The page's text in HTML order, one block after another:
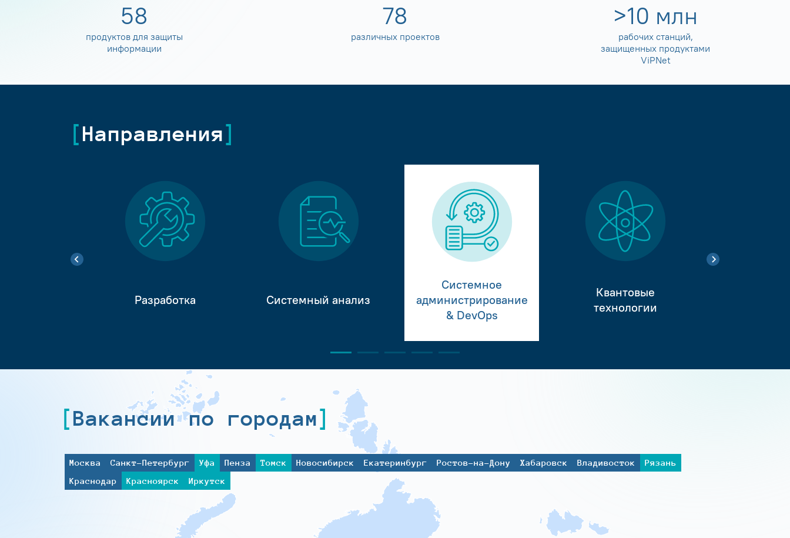
60
продуктов для защиты
информации
80
различных проектов
>10 млн
рабочих станций,
защищенных продуктами
ViPNet
Направления
Разработка Системный анализ
Системное
администрирование
& DevOps
Квантовые
технологии
Вакансии по городам
Москва Санкт-Петербург Уфа Пенза Томск Новосибирск Екатеринбург Ростов-на-Дону Хабаровск Владивосток
Рязань
Краснодар
Красноярск Иркутск